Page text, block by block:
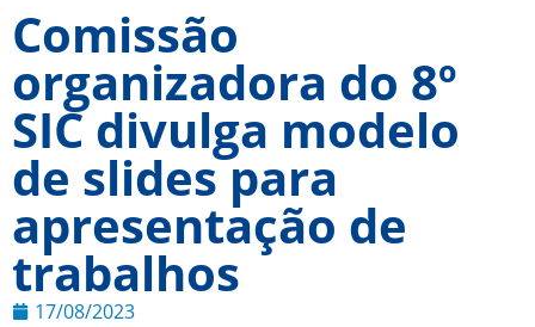
Comissão
organizadora do 8º
SIC divulga modelo
de slides para
apresentação de
trabalhos
17/08/2023